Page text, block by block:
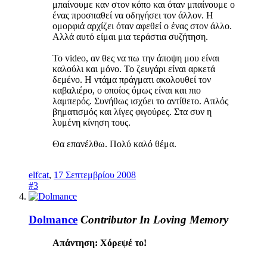
μπαίνουμε καν στον κόπο και όταν μπαίνουμε ο
ένας προσπαθεί να οδηγήσει τον άλλον. Η
ομορφιά αρχίζει όταν αφεθεί ο ένας στον άλλο.
Αλλά αυτό είμαι μια τεράστια συζήτηση.
Το video, αν θες να πω την άποψη μου είναι
καλούλι και μόνο. Το ζευγάρι είναι αρκετά
δεμένο. Η ντάμα πράγματι ακολουθεί τον
καβαλιέρο, ο οποίος όμως είναι και πιο
λαμπερός. Συνήθως ισχύει το αντίθετο. Απλός
βηματισμός και λίγες φιγούρες. Στα συν η
λυμένη κίνηση τους.
Θα επανέλθω. Πολύ καλό θέμα.
elfcat, 17 Σεπτεμβρίου 2008
#3
Dolmance Contributor In Loving Memory
Απάντηση: Χόρεψέ το!